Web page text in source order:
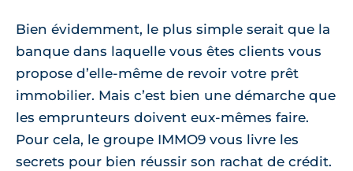
Bien évidemment, le plus simple serait que la
banque dans laquelle vous êtes clients vous
propose d’elle-même de revoir votre prêt
immobilier. Mais c’est bien une démarche que
les emprunteurs doivent eux-mêmes faire.
Pour cela, le groupe IMMO9 vous livre les
secrets pour bien réussir son rachat de crédit.